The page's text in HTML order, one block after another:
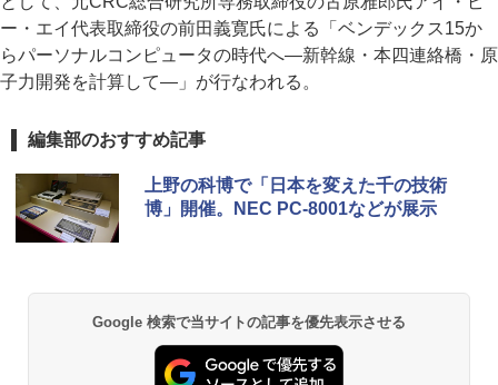
ー・エイ代表取締役の前田義寛氏による「ベンデックス15か
らパーソナルコンピュータの時代へ―新幹線・本四連絡橋・原
子力開発を計算して―」が行なわれる。
編集部のおすすめ記事
上野の科博で「日本を変えた千の技術
博」開催。NEC PC-8001などが展示
Google 検索で当サイトの記事を優先表示させる